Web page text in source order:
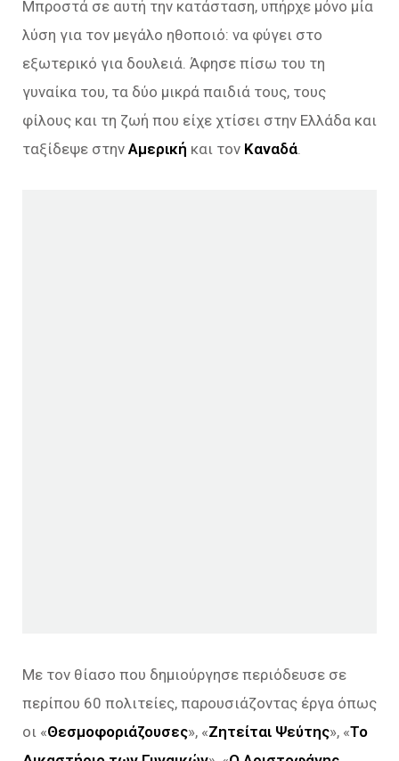
Μπροστά σε αυτή την κατάσταση, υπήρχε μόνο μία
λύση για τον μεγάλο ηθοποιό: να φύγει στο
εξωτερικό για δουλειά. Άφησε πίσω του τη
γυναίκα του, τα δύο μικρά παιδιά τους, τους
φίλους και τη ζωή που είχε χτίσει στην Ελλάδα και
ταξίδεψε στην Αμερική και τον Καναδά.
Με τον θίασο που δημιούργησε περιόδευσε σε
περίπου 60 πολιτείες, παρουσιάζοντας έργα όπως
οι «Θεσμοφοριάζουσες», «Ζητείται Ψεύτης», «Το